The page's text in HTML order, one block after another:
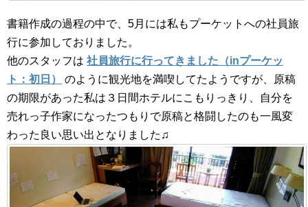
書籍作成の過程の中で、5月には私もプーケットへの社員旅
行に参加しておりました。
他のスタッフは 社員旅行に行ってきました（inプーケッ
ト：初日）
のように観光地を満喫してたようですが、原稿
の期限があった私は３日間ホテルにこもりっきり、自分を
売れっ子作家になったつもりで原稿と格闘したのも一風変
わった良い思い出となりました♫